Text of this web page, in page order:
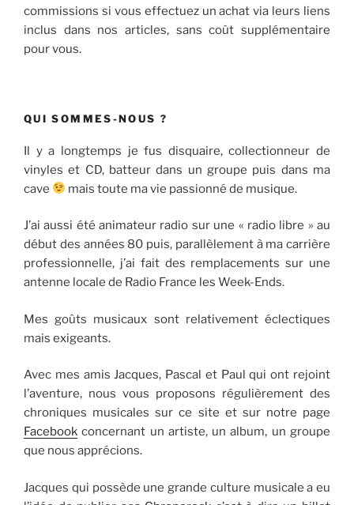
commissions si vous effectuez un achat via leurs liens
inclus dans nos articles, sans coût supplémentaire
pour vous.
QUI SOMMES-NOUS ?
Il y a longtemps je fus disquaire, collectionneur de
vinyles et CD, batteur dans un groupe puis dans ma
cave
mais toute ma vie passionné de musique.
J’ai aussi été animateur radio sur une « radio libre » au
début des années 80 puis, parallèlement à ma carrière
professionnelle, j’ai fait des remplacements sur une
antenne locale de Radio France les Week-Ends.
Mes goûts musicaux sont relativement éclectiques
mais exigeants.
Avec mes amis Jacques, Pascal et Paul qui ont rejoint
l’aventure, nous vous proposons régulièrement des
chroniques musicales sur ce site et sur notre page
Facebook concernant un artiste, un album, un groupe
que nous apprécions.
Jacques qui possède une grande culture musicale a eu